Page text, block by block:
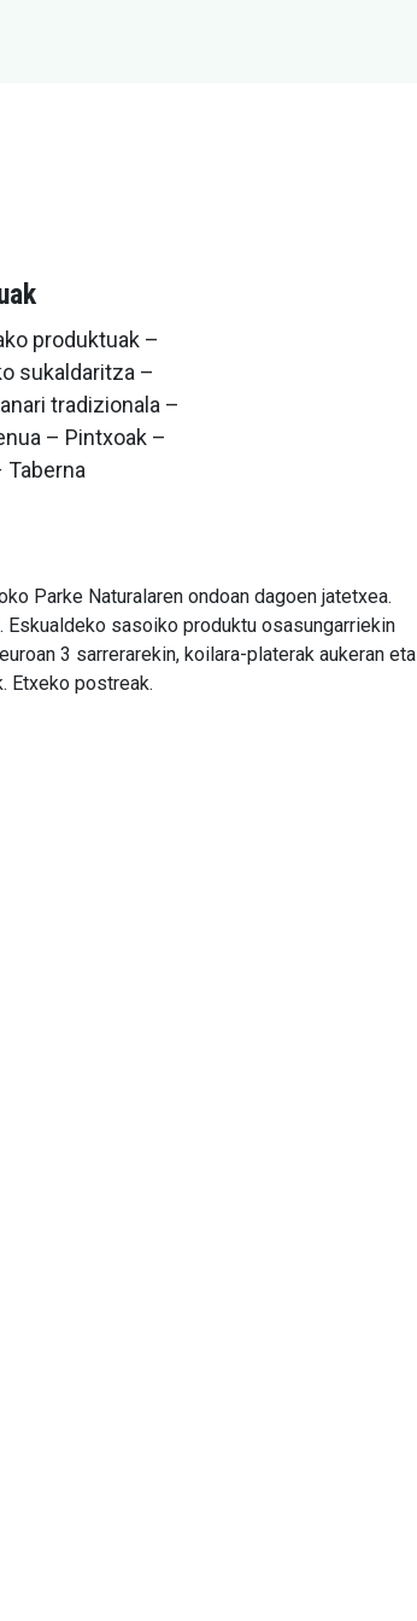
produktuak –
sukaldaritza –
tradizionala –
– Pintxoak –
Parke Naturalaren ondoan dagoen jatetxea.
Eskualdeko sasoiko produktu osasungarriekin
3 sarrerarekin, koilara-platerak aukeran eta
Etxeko postreak.